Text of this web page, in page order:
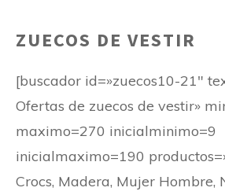
ZUECOS DE VESTIR
[buscador id=»zuecos10-21″
Ofertas de zuecos de vestir»
maximo=270 inicialminimo=9
inicialmaximo=190
Crocs, Madera, Mujer Hombre,